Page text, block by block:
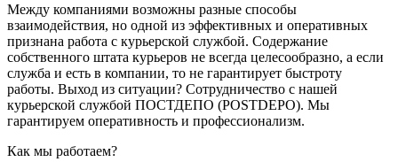
Между компаниями возможны разные способы
взаимодействия, но одной из эффективных и оперативных
признана работа с курьерской службой. Содержание
собственного штата курьеров не всегда целесообразно, а если
служба и есть в компании, то не гарантирует быстроту
работы. Выход из ситуации? Сотрудничество с нашей
курьерской службой ПОСТДЕПО (POSTDEPO). Мы
гарантируем оперативность и профессионализм.
Как мы работаем?